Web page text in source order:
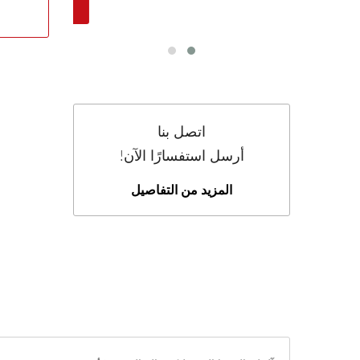
اتصل بنا
أرسل استفسارًا الآن!
المزيد من التفاصيل